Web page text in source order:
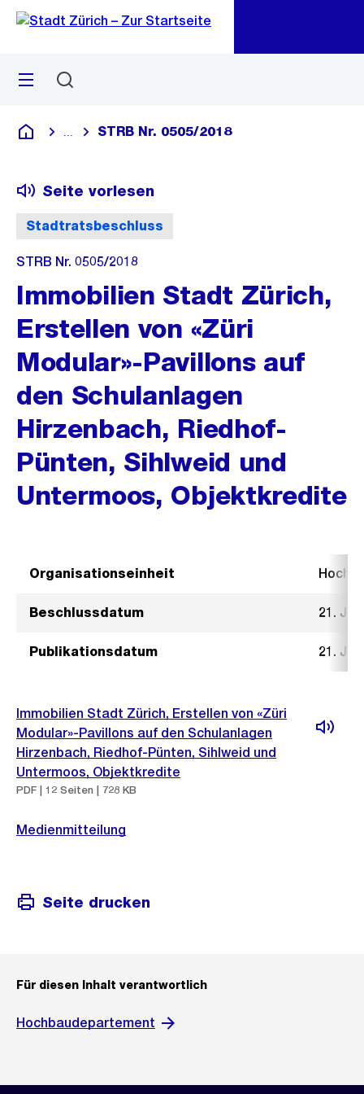
Navigation
Sprunglink
Menü
Deutsch
Blende alle Breadcrumbs ein
STRB Nr. 0505/2018
Stadtratsbeschluss
Seite vorlesen
STRB Nr. 0505/2018
Immobilien Stadt Zürich,
Erstellen von «Züri
Modular»-Pavillons auf
den Schulanlagen
Hirzenbach, Riedhof-
Pünten, Sihlweid und
Untermoos, Objektkredite
Organisationseinheit
Beschlussdatum 21.
Publikationsdatum 21.
Immobilien Stadt Zürich, Erstellen von «Züri
Modular»-Pavillons auf den Schulanlagen
Hirzenbach, Riedhof-Pünten, Sihlweid und
Untermoos, Objektkredite
PDF | 12 Seiten | 728 KB
Medienmitteilung
Seite drucken
Für diesen Inhalt verantwortlich
Hochbaudepartement